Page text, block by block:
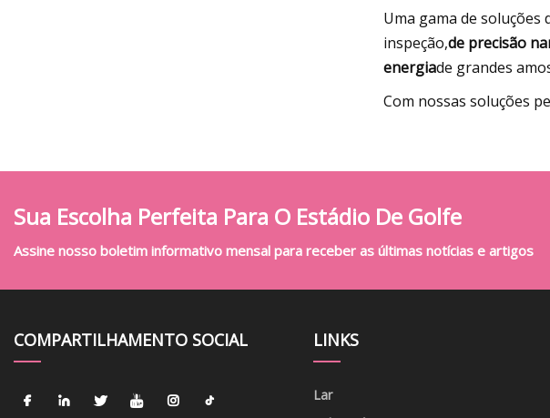
Uma gama de soluções
inspeção,de precisão
energiade grandes
Com nossas soluções
Sua Escolha Perfeita Para O Estádio De Golfe
Assine nosso boletim informativo mensal para receber as últimas notícias e artigos
COMPARTILHAMENTO SOCIAL LINKS
Lar